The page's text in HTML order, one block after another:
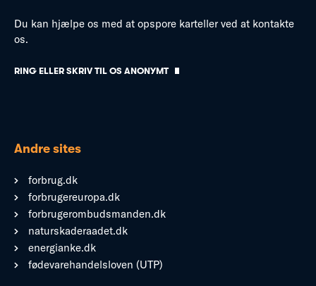
Du kan hjælpe os med at opspore karteller ved at kontakte
os.
RING ELLER SKRIV TIL OS ANONYMT
Andre sites
forbrug.dk
forbrugereuropa.dk
forbrugerombudsmanden.dk
naturskaderaadet.dk
energianke.dk
fødevarehandelsloven (UTP)